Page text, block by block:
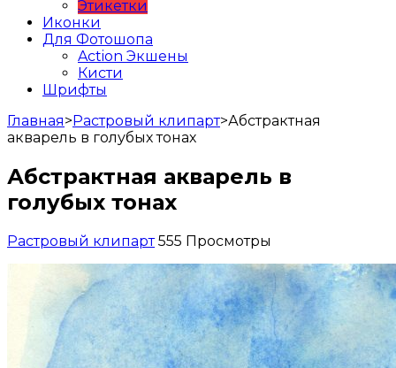
Этикетки
Иконки
Для Фотошопа
Action Экшены
Кисти
Шрифты
Главная>Растровый клипарт>Абстрактная
акварель в голубых тонах
Абстрактная акварель в
голубых тонах
Растровый клипарт 555 Просмотры